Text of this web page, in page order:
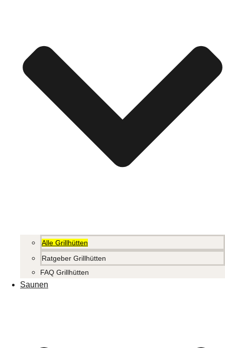
Alle Grillhütten
Ratgeber Grillhütten
FAQ Grillhütten
Saunen